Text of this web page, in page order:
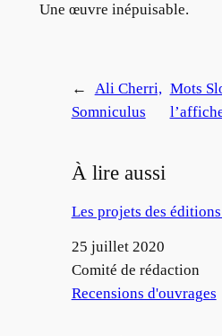
Une œuvre inépuisable.
←
Ali Cherri,
Somniculus
Mots
À lire aussi
Les projets des
Date
25 juillet 2020
Auteur
Comité de rédaction
Par rapport à
Recensions d'ouvrages